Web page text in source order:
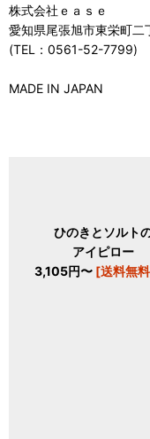
株式会社ｅａｓｅ
愛知県尾張旭市東栄町二
(TEL：0561-52-7799)
MADE IN JAPAN
ひのきとソルト
アイピロー
3,105円〜 [送料無